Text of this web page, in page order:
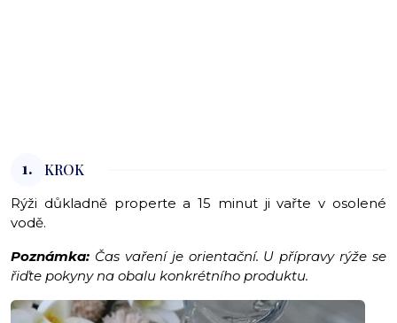
1. KROK
Rýži důkladně properte a 15 minut ji vařte v osolené
vodě.
Poznámka: Čas vaření je orientační. U přípravy rýže se
řiďte pokyny na obalu konkrétního produktu.